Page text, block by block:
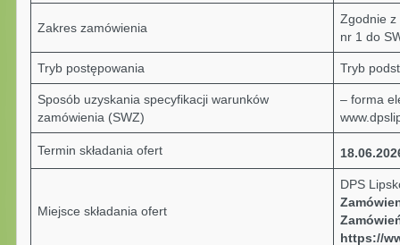
Zakres zamówienia
Zgodnie z
nr 1 do
Tryb postępowania Tryb
Sposób uzyskania specyfikacji warunków
zamówienia (SWZ)
– forma
Termin składania ofert
Miejsce składania ofert
DPS
https://